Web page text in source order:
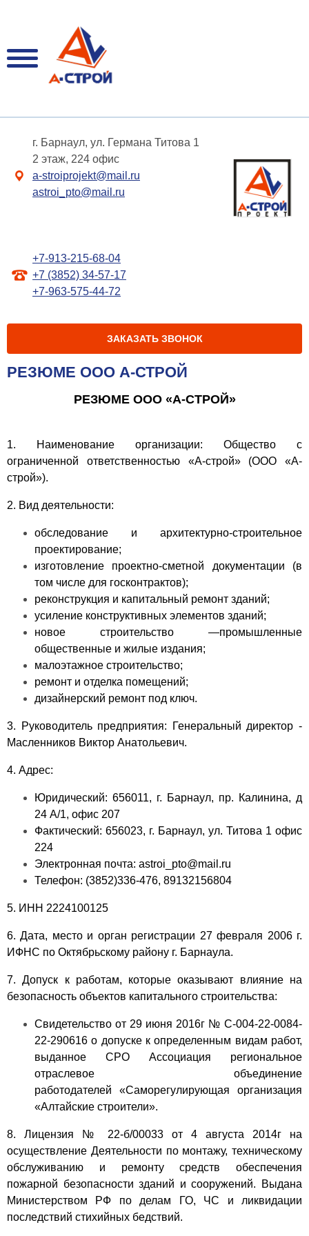
г. Барнаул, ул. Германа Титова 1
2 этаж, 224 офис
a-stroiprojekt@mail.ru
astroi_pto@mail.ru
+7-913-215-68-04
+7 (3852) 34-57-17
+7-963-575-44-72
ЗАКАЗАТЬ ЗВОНОК
РЕЗЮМЕ ООО А-СТРОЙ
РЕЗЮМЕ ООО «А-СТРОЙ»
1. Наименование организации: Общество с
ограниченной ответственностью «А-строй» (ООО «А-
строй»).
2. Вид деятельности:
обследование и архитектурно-строительное
проектирование;
изготовление проектно-сметной документации (в
том числе для госконтрактов);
реконструкция и капитальный ремонт зданий;
усиление конструктивных элементов зданий;
новое строительство —промышленные
общественные и жилые издания;
малоэтажное строительство;
ремонт и отделка помещений;
дизайнерский ремонт под ключ.
3. Руководитель предприятия: Генеральный директор -
Масленников Виктор Анатольевич.
4. Адрес:
Юридический: 656011, г. Барнаул, пр. Калинина, д
24 А/1, офис 207
Фактический: 656023, г. Барнаул, ул. Титова 1 офис
224
Электронная почта: astroi_pto@mail.ru
Телефон: (3852)336-476, 89132156804
5. ИНН 2224100125
6. Дата, место и орган регистрации 27 февраля 2006 г.
ИФНС по Октябрьскому району г. Барнаула.
7. Допуск к работам, которые оказывают влияние на
безопасность объектов капитального строительства:
Свидетельство от 29 июня 2016г № С-004-22-0084-
22-290616 о допуске к определенным видам работ,
выданное СРО Ассоциация региональное
отраслевое объединение
работодателей «Саморегулирующая организация
«Алтайские строители».
8.
Лицензия № 22-б/00033 от 4 августа 2014г на
осуществление Деятельности по монтажу, техническому
обслуживанию и ремонту средств обеспечения
пожарной безопасности зданий и сооружений. Выдана
Министерством РФ по делам ГО, ЧС и ликвидации
последствий стихийных бедствий.